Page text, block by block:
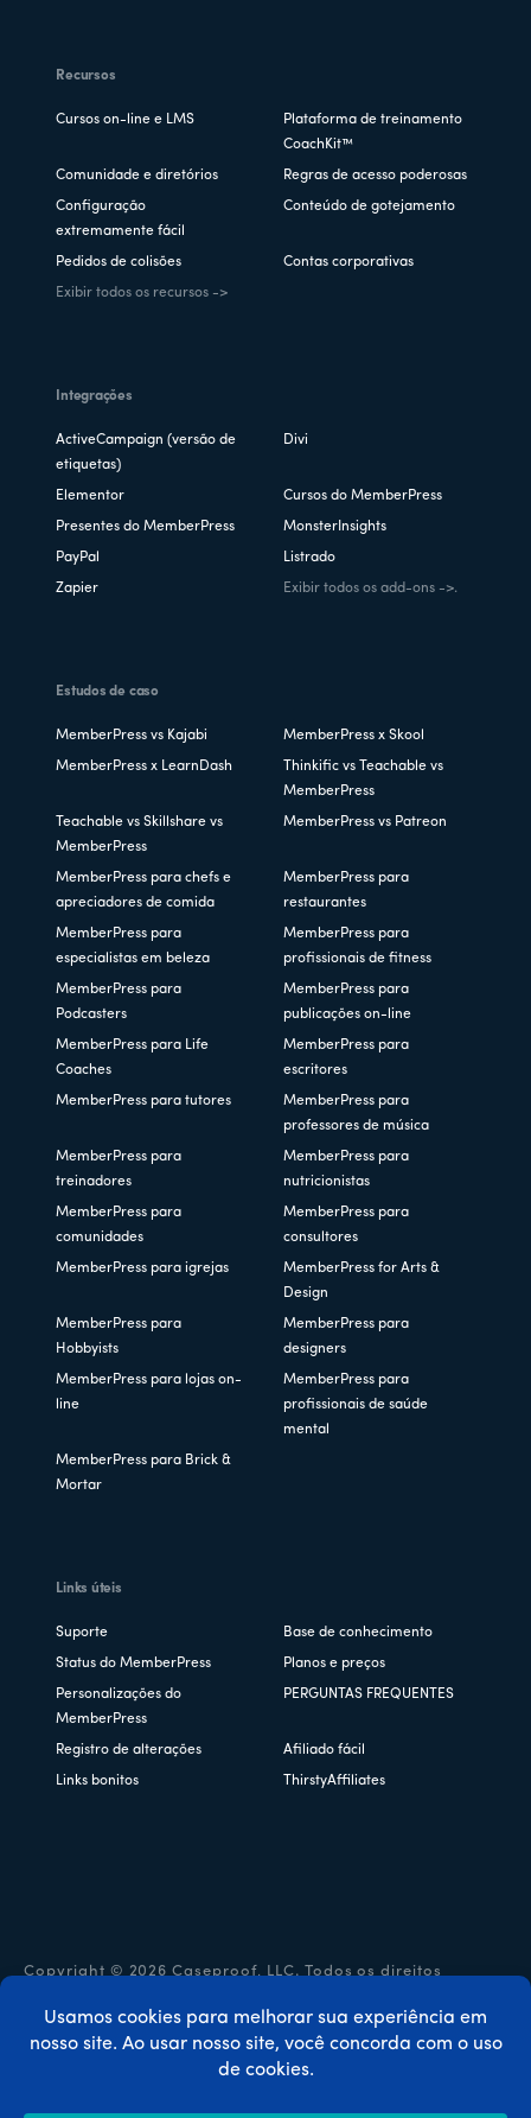
Recursos
Cursos on-line e LMS
Plataforma de treinamento
CoachKit™
Comunidade e diretórios Regras de acesso poderosas
Configuração
extremamente fácil
Conteúdo de gotejamento
Pedidos de colisões Contas corporativas
Exibir todos os recursos ->
Integrações
ActiveCampaign (versão de
etiquetas)
Divi
Elementor Cursos do MemberPress
Presentes do MemberPress MonsterInsights
PayPal Listrado
Zapier Exibir todos os add-ons ->.
Estudos de caso
MemberPress vs Kajabi MemberPress x Skool
MemberPress x LearnDash
Thinkific vs Teachable vs
MemberPress
Teachable vs Skillshare vs
MemberPress
MemberPress vs Patreon
MemberPress para chefs e
apreciadores de comida
MemberPress para
restaurantes
MemberPress para
especialistas em beleza
MemberPress para
profissionais de fitness
MemberPress para
Podcasters
MemberPress para
publicações on-line
MemberPress para Life
Coaches
MemberPress para
escritores
MemberPress para tutores
MemberPress para
professores de música
MemberPress para
treinadores
MemberPress para
nutricionistas
MemberPress para
comunidades
MemberPress para
consultores
MemberPress para igrejas
MemberPress for Arts &
Design
MemberPress para
Hobbyists
MemberPress para
designers
MemberPress para lojas on-
line
MemberPress para
profissionais de saúde
mental
MemberPress para Brick &
Mortar
Links úteis
Suporte Base de conhecimento
Status do MemberPress Planos e preços
Personalizações do
MemberPress
PERGUNTAS FREQUENTES
Registro de alterações Afiliado fácil
Links bonitos ThirstyAffiliates
Copyright © 2026 Caseproof, LLC. Todos os direitos
Política de privacidade Reembolsos
Termos e condições
Código de cupom MemberPress